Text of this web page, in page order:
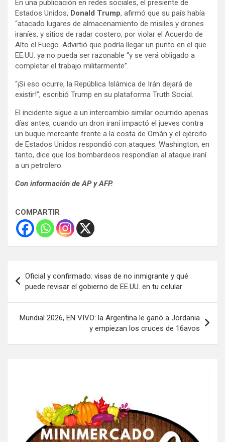
En una publicación en redes sociales, el presiente de
Estados Unidos, Donald Trump, afirmó que su país había
“atacado lugares de almacenamiento de misiles y drones
iraníes, y sitios de radar costero, por violar el Acuerdo de
Alto el Fuego. Advirtió que podría llegar un punto en el que
EE.UU. ya no pueda ser razonable “y se verá obligado a
completar el trabajo militarmente”.
“¡Si eso ocurre, la República Islámica de Irán dejará de
existir!”, escribió Trump en su plataforma Truth Social.
El incidente sigue a un intercambio similar ocurrido apenas
días antes, cuando un dron iraní impactó el jueves contra
un buque mercante frente a la costa de Omán y el ejército
de Estados Unidos respondió con ataques. Washington, en
tanto, dice que los bombardeos respondían al ataque iraní
a un petrolero.
Con información de AP y AFP.
COMPARTIR
de
entradas
Oficial y confirmado: visas de no inmigrante y qué
puede revisar el gobierno de EE.UU. en tu celular
Mundial 2026, EN VIVO: la Argentina le ganó a Jordania
y empiezan los cruces de 16avos